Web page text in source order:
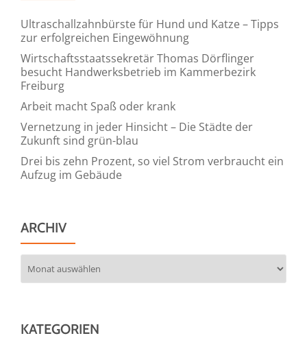
Ultraschallzahnbürste für Hund und Katze – Tipps
zur erfolgreichen Eingewöhnung
Wirtschaftsstaatssekretär Thomas Dörflinger
besucht Handwerksbetrieb im Kammerbezirk
Freiburg
Arbeit macht Spaß oder krank
Vernetzung in jeder Hinsicht – Die Städte der
Zukunft sind grün-blau
Drei bis zehn Prozent, so viel Strom verbraucht ein
Aufzug im Gebäude
ARCHIV
KATEGORIEN